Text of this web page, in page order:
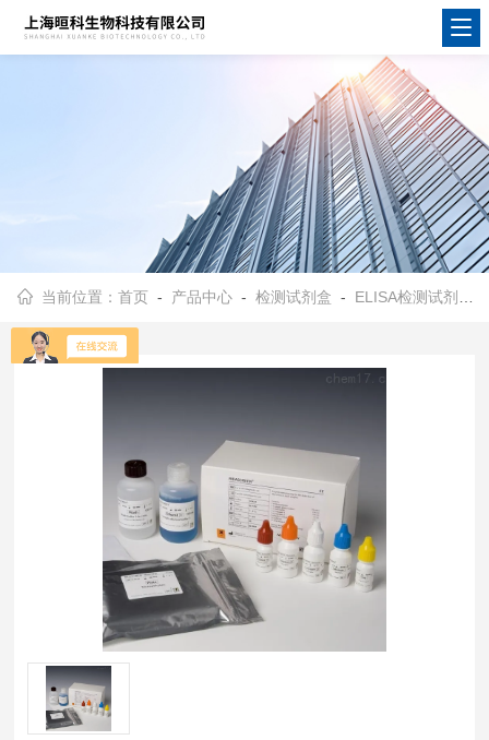
当前位置：首页 - 产品中心 -检测试剂盒 - ELISA检测试剂盒